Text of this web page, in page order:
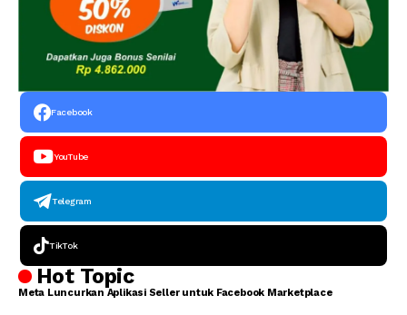
Facebook
YouTube
Telegram
TikTok
Hot Topic
Meta Luncurkan Aplikasi Seller untuk Facebook Marketplace